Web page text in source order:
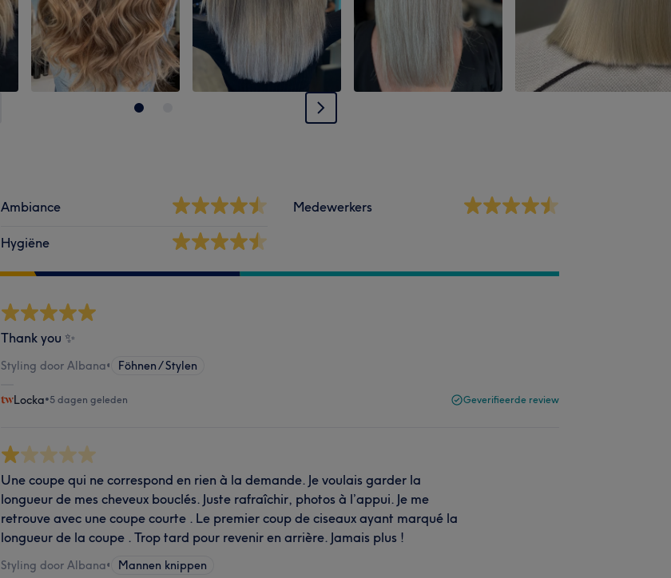
Ambiance
Hygiëne
Medewerkers
Thank you ✨
Styling door Albana• Föhnen / Stylen
Locka•5 dagen geleden Geverifieerde review
Une coupe qui ne correspond en rien à la demande. Je voulais garder la
longueur de mes cheveux bouclés. Juste rafraîchir, photos à l’appui. Je me
retrouve avec une coupe courte . Le premier coup de ciseaux ayant marqué la
longueur de la coupe . Trop tard pour revenir en arrière. Jamais plus !
Styling door Albana• Mannen knippen